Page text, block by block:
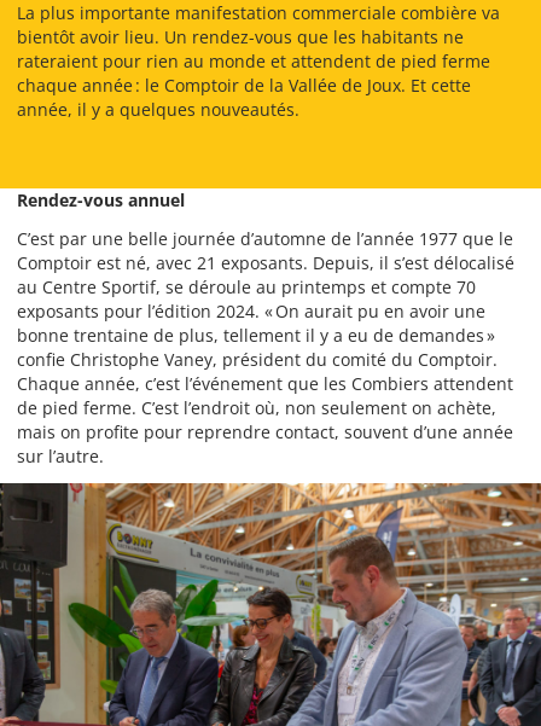
La plus importante manifestation commerciale combière va
bientôt avoir lieu. Un rendez-vous que les habitants ne
rateraient pour rien au monde et attendent de pied ferme
chaque année : le Comptoir de la Vallée de Joux. Et cette
année, il y a quelques nouveautés.
Rendez-vous annuel
C’est par une belle journée d’automne de l’année 1977 que le
Comptoir est né, avec 21 exposants. Depuis, il s’est délocalisé
au Centre Sportif, se déroule au printemps et compte 70
exposants pour l’édition 2024. « On aurait pu en avoir une
bonne trentaine de plus, tellement il y a eu de demandes »
confie Christophe Vaney, président du comité du Comptoir.
Chaque année, c’est l’événement que les Combiers attendent
de pied ferme. C’est l’endroit où, non seulement on achète,
mais on profite pour reprendre contact, souvent d’une année
sur l’autre.